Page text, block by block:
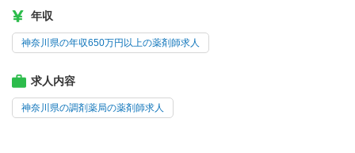
年収
神奈川県の年収650万円以上の薬剤師求人
求人内容
神奈川県の調剤薬局の薬剤師求人